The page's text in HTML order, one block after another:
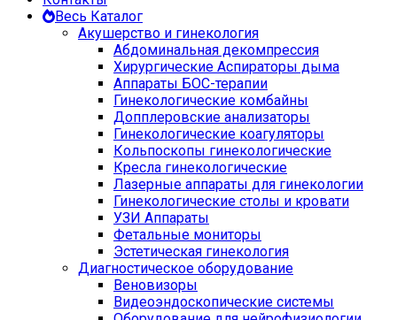
Весь Каталог
Акушерство и гинекология
Абдоминальная декомпрессия
Хирургические Аспираторы дыма
Аппараты БОС-терапии
Гинекологические комбайны
Допплеровские анализаторы
Гинекологические коагуляторы
Кольпоскопы гинекологические
Кресла гинекологические
Лазерные аппараты для гинекологии
Гинекологические столы и кровати
УЗИ Аппараты
Фетальные мониторы
Эстетическая гинекология
Диагностическое оборудование
Веновизоры
Видеоэндоскопические системы